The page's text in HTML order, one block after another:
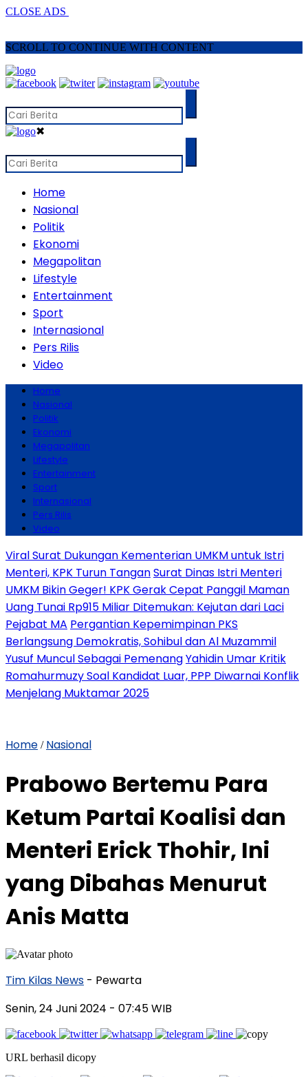
CLOSE ADS
SCROLL TO CONTINUE WITH CONTENT
✖
Home
Nasional
Politik
Ekonomi
Megapolitan
Lifestyle
Entertainment
Sport
Internasional
Pers Rilis
Video
Home
Nasional
Politik
Ekonomi
Megapolitan
Lifestyle
Entertainment
Sport
Internasional
Pers Rilis
Video
Viral Surat Dukungan Kementerian UMKM untuk Istri
Menteri, KPK Turun TanganSurat Dinas Istri Menteri
UMKM Bikin Geger! KPK Gerak Cepat Panggil Maman
Uang Tunai Rp915 Miliar Ditemukan: Kejutan dari Laci
Pejabat MA Pergantian Kepemimpinan PKS
Berlangsung Demokratis, Sohibul dan Al Muzammil
Yusuf Muncul Sebagai PemenangYahidin Umar Kritik
Romahurmuzy Soal Kandidat Luar, PPP Diwarnai Konflik
Menjelang Muktamar 2025
Home / Nasional
Prabowo Bertemu Para
Ketum Partai Koalisi dan
Menteri Erick Thohir, Ini
yang Dibahas Menurut
Anis Matta
Tim Kilas News - Pewarta
Senin, 24 Juni 2024 - 07:45 WIB
URL berhasil dicopy